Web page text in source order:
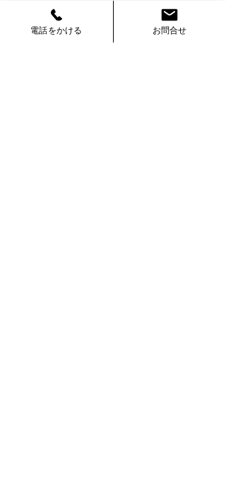
電話をかける お問合せ